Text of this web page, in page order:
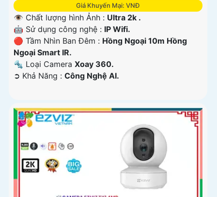
Giá Khuyến Mại: VNĐ
👁 Chất lượng hình Ảnh : Ultra 2k .
🤖️ Sử dụng công nghệ : IP Wifi.
🔴 Tầm Nhìn Ban Đêm : Hồng Ngoại 10m Hồng
Ngoại Smart IR.
🔩 Loại Camera Xoay 360.
️➲ Khả Năng : Công Nghệ AI.